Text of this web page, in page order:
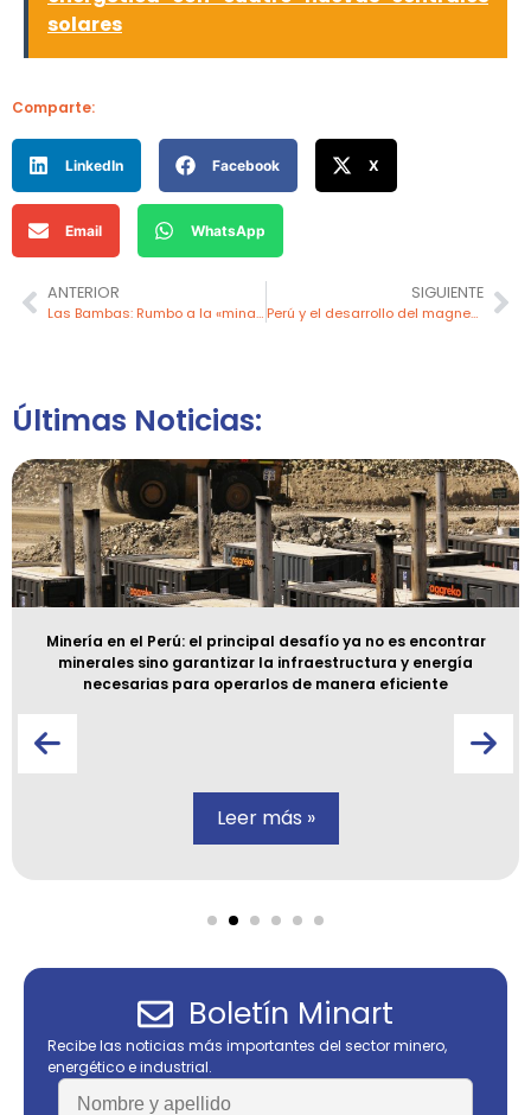
solares
Comparte:
LinkedIn Facebook X
Email WhatsApp
ANTERIOR
Las Bambas: Rumbo a la «mina inteligente» para 2030
SIGUIENTE
Perú y el desarrollo del magnesio: Ingemmet presenta estudio histórico
Últimas Noticias:
Minería en el Perú: el principal desafío ya no es encontrar
minerales sino garantizar la infraestructura y energía
necesarias para operarlos de manera eficiente
Leer más »
Boletín Minart
Recibe las noticias más importantes del sector minero,
energético e industrial.